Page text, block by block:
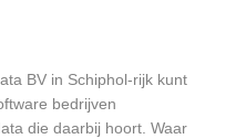
BV in Schiphol-rijk kunt
bedrijven
die daarbij hoort. Waar